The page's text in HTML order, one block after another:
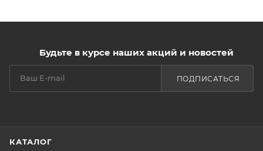
Будьте в курсе наших акций и новостей
ПОДПИСАТЬСЯ
КАТАЛОГ